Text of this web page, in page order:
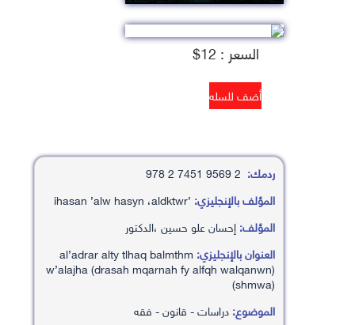
السعر : 12$
ردمك:
المؤلف بالإنجليزي: ’ihasan ’alw hasyn ،aldktwr
المؤلف:إحسان علو حسين ،الدكتور
العنوان بالإنجليزي: al’adrar alty tlhaq balmthm
w’alajha (drasah mqarnah fy alfqh walqanwn)
(shmwa)
الموضوع:دراسات - قانون - فقه